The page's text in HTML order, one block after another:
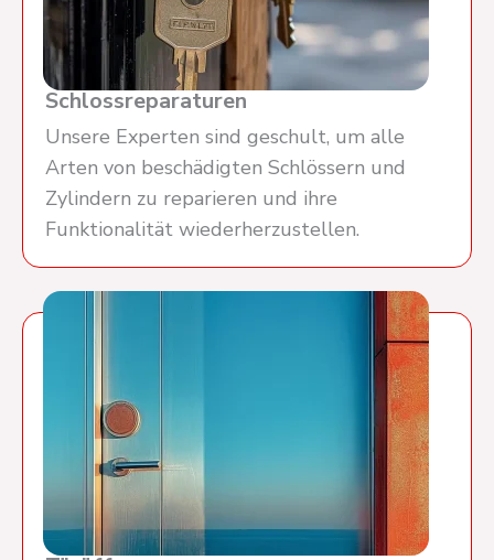
Schlossreparaturen
Unsere Experten sind geschult, um alle
Arten von beschädigten Schlössern und
Zylindern zu reparieren und ihre
Funktionalität wiederherzustellen.